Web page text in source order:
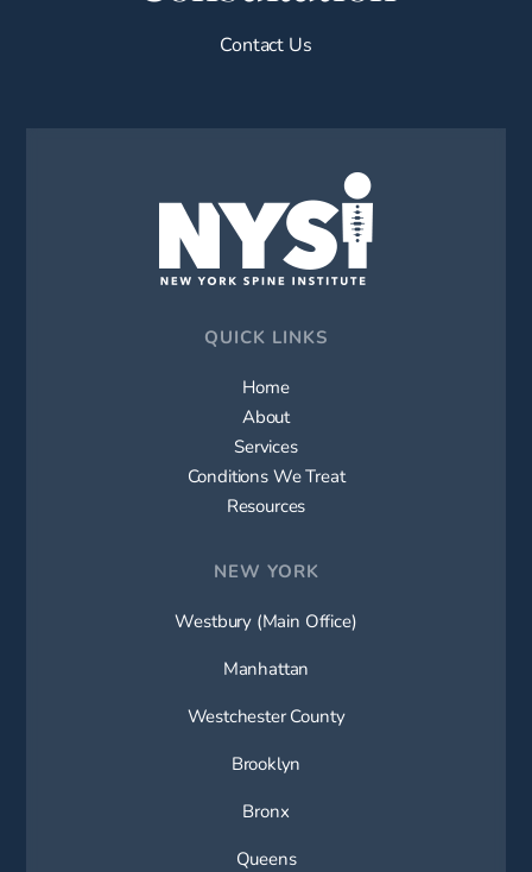
Contact Us
QUICK LINKS
Home
About
Services
Conditions We Treat
Resources
NEW YORK
Westbury (Main Office)
Manhattan
Westchester County
Brooklyn
Bronx
Queens